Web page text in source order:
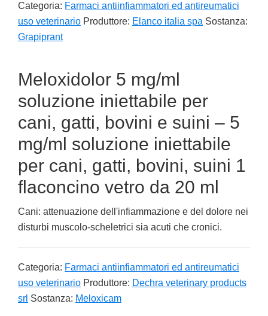
Categoria: Farmaci antiinfiammatori ed antireumatici
uso veterinario Produttore: Elanco italia spa Sostanza:
Grapiprant
Meloxidolor 5 mg/ml
soluzione iniettabile per
cani, gatti, bovini e suini – 5
mg/ml soluzione iniettabile
per cani, gatti, bovini, suini 1
flaconcino vetro da 20 ml
Cani: attenuazione dell'infiammazione e del dolore nei
disturbi muscolo-scheletrici sia acuti che cronici.
Categoria: Farmaci antiinfiammatori ed antireumatici
uso veterinario Produttore: Dechra veterinary products
srl Sostanza: Meloxicam